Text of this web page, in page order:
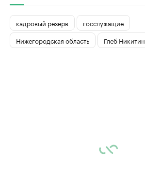
кадровый резерв
госслужащие
Нижегородская область
Глеб Никитин